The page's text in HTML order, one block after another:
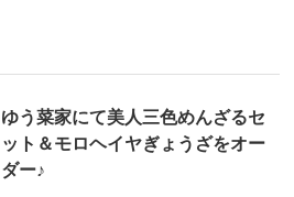
ゆう菜家にて美人三色めんざるセ
ット＆モロヘイヤぎょうざをオー
ダー♪